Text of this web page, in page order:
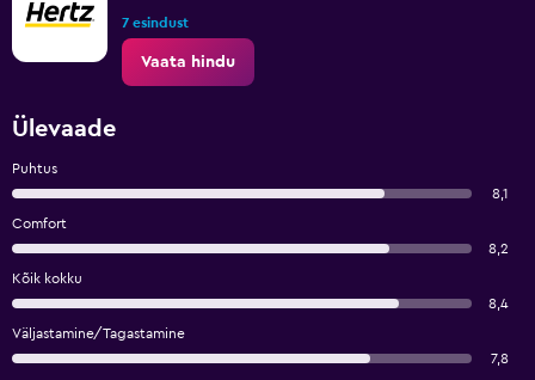
7 esindust
Vaata hindu
Ülevaade
Puhtus
8,1
Comfort
8,2
Kõik kokku
8,4
Väljastamine/Tagastamine
7,8